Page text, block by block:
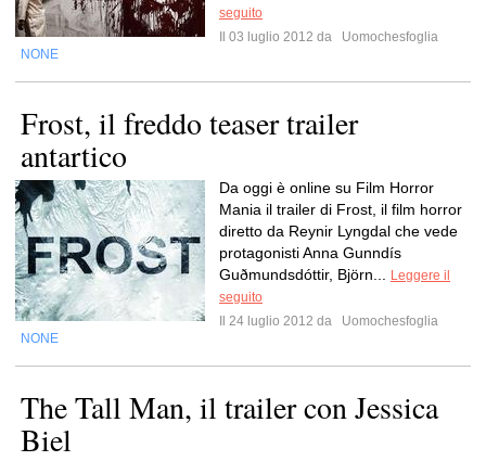
seguito
Il 03 luglio 2012 da
Uomochesfoglia
NONE
Frost, il freddo teaser trailer
antartico
Da oggi è online su Film Horror
Mania il trailer di Frost, il film horror
diretto da Reynir Lyngdal che vede
protagonisti Anna Gunndís
Guðmundsdóttir, Björn...
Leggere il
seguito
Il 24 luglio 2012 da
Uomochesfoglia
NONE
The Tall Man, il trailer con Jessica
Biel